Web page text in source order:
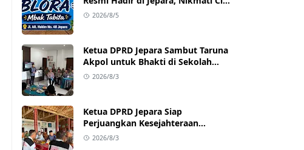
Rasa Autentik Mulai Rp10 Ribu
2026/8/5
Ketua DPRD Jepara Sambut Taruna
Akpol untuk Bhakti di Sekolah
Rakyat Jepara
2026/8/3
Ketua DPRD Jepara Siap
Perjuangkan Kesejahteraan
Satlinmas Jepara
2026/8/3